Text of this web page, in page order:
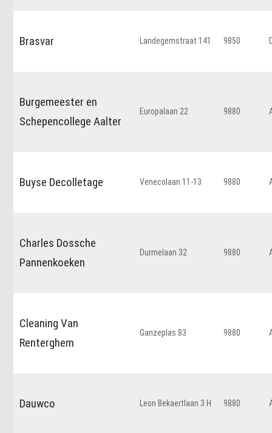
Brasvar Landegemstraat 141 9850
Burgemeester en
Schepencollege Aalter
Europalaan 22 9880
Buyse Decolletage Venecolaan 11-13 9880
Charles Dossche
Pannenkoeken
Durmelaan 32 9880
Cleaning Van
Renterghem
Ganzeplas 83 9880
Dauwco Leon Bekaertlaan 3 H 9880